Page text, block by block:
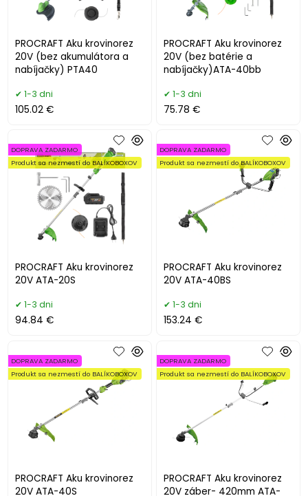
PROCRAFT Aku krovinorez
20V (bez akumulátora a
nabíjačky) PTA40
1-3 dni
105.02 €
PROCRAFT Aku krovinorez
20V (bez batérie a
nabíjačky)ATA-40bb
1-3 dni
75.78 €
PROCRAFT Aku krovinorez
20V ATA-20S
DOPRAVA ZADARMO
Produkt sa nezmestí do BALÍKOBOXOV
1-3 dni
94.84 €
PROCRAFT Aku krovinorez
20V ATA-40BS
DOPRAVA ZADARMO
Produkt sa nezmestí do BALÍKOBOXOV
1-3 dni
153.24 €
PROCRAFT Aku krovinorez
20V ATA-40S
DOPRAVA ZADARMO
Produkt sa nezmestí do BALÍKOBOXOV
PROCRAFT Aku krovinorez
20V záber- 420mm ATA-
DOPRAVA ZADARMO
Produkt sa nezmestí do BALÍKOBOXOV